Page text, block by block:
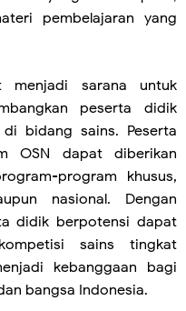
pembelajaran yang
menjadi sarana untuk
peserta didik
bidang sains. Peserta
OSN dapat diberikan
program khusus,
nasional. Dengan
didik berpotensi dapat
sains tingkat
kebanggaan bagi
bangsa Indonesia.